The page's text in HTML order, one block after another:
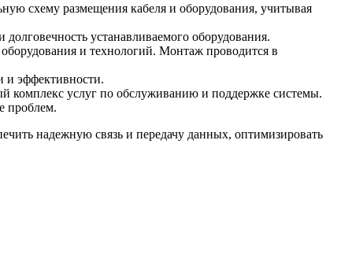
схему размещения кабеля и оборудования, учитывая
устанавливаемого оборудования.
и технологий. Монтаж проводится в
и эффективности.
комплекс услуг по обслуживанию и поддержке системы.
проблем.
надежную связь и передачу данных, оптимизировать